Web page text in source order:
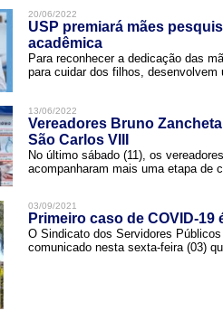
20/06/2022
USP premiará mães
acadêmica
Para reconhecer a dedicação das
para cuidar dos filhos,
13/06/2022
Vereadores Bruno
São Carlos VIII
No último sábado (11), os
acompanharam mais uma etapa de
03/09/2021
Primeiro caso de COVID-
O Sindicato dos Servidores
comunicado nesta sexta-feira (03)